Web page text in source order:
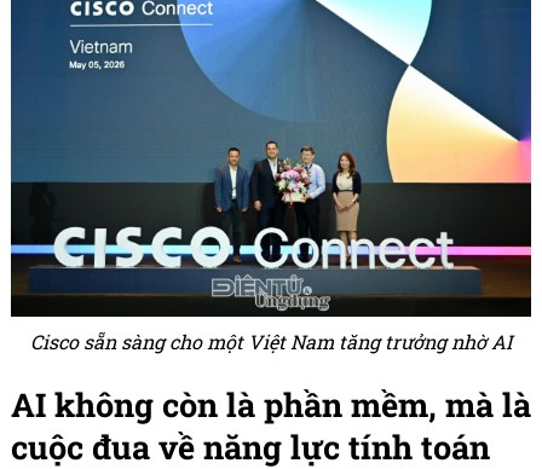
Cisco sẵn sàng cho một Việt Nam tăng trưởng nhờ AI
AI không còn là phần mềm, mà là
cuộc đua về năng lực tính toán